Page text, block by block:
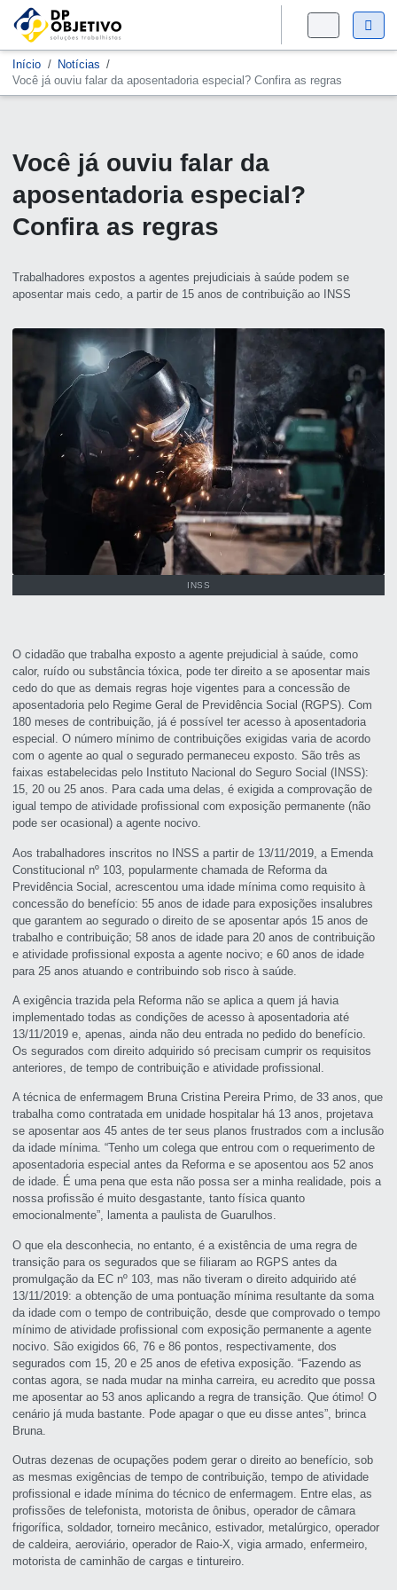
Início
Notícias
Você já ouviu falar da aposentadoria especial? Confira as regras
Você já ouviu falar da
aposentadoria especial?
Confira as regras
Trabalhadores expostos a agentes prejudiciais à saúde podem se
aposentar mais cedo, a partir de 15 anos de contribuição ao INSS
INSS
O cidadão que trabalha exposto a agente prejudicial à saúde, como
calor, ruído ou substância tóxica, pode ter direito a se aposentar mais
cedo do que as demais regras hoje vigentes para a concessão de
aposentadoria pelo Regime Geral de Previdência Social (RGPS). Com
180 meses de contribuição, já é possível ter acesso à aposentadoria
especial. O número mínimo de contribuições exigidas varia de acordo
com o agente ao qual o segurado permaneceu exposto. São três as
faixas estabelecidas pelo Instituto Nacional do Seguro Social (INSS):
15, 20 ou 25 anos. Para cada uma delas, é exigida a comprovação de
igual tempo de atividade profissional com exposição permanente (não
pode ser ocasional) a agente nocivo.
Aos trabalhadores inscritos no INSS a partir de 13/11/2019, a Emenda
Constitucional nº 103, popularmente chamada de Reforma da
Previdência Social, acrescentou uma idade mínima como requisito à
concessão do benefício: 55 anos de idade para exposições insalubres
que garantem ao segurado o direito de se aposentar após 15 anos de
trabalho e contribuição; 58 anos de idade para 20 anos de contribuição
e atividade profissional exposta a agente nocivo; e 60 anos de idade
para 25 anos atuando e contribuindo sob risco à saúde.
A exigência trazida pela Reforma não se aplica a quem já havia
implementado todas as condições de acesso à aposentadoria até
13/11/2019 e, apenas, ainda não deu entrada no pedido do benefício.
Os segurados com direito adquirido só precisam cumprir os requisitos
anteriores, de tempo de contribuição e atividade profissional.
A técnica de enfermagem Bruna Cristina Pereira Primo, de 33 anos, que
trabalha como contratada em unidade hospitalar há 13 anos, projetava
se aposentar aos 45 antes de ter seus planos frustrados com a inclusão
da idade mínima. “Tenho um colega que entrou com o requerimento de
aposentadoria especial antes da Reforma e se aposentou aos 52 anos
de idade. É uma pena que esta não possa ser a minha realidade, pois a
nossa profissão é muito desgastante, tanto física quanto
emocionalmente”, lamenta a paulista de Guarulhos.
O que ela desconhecia, no entanto, é a existência de uma regra de
transição para os segurados que se filiaram ao RGPS antes da
promulgação da EC nº 103, mas não tiveram o direito adquirido até
13/11/2019: a obtenção de uma pontuação mínima resultante da soma
da idade com o tempo de contribuição, desde que comprovado o tempo
mínimo de atividade profissional com exposição permanente a agente
nocivo. São exigidos 66, 76 e 86 pontos, respectivamente, dos
segurados com 15, 20 e 25 anos de efetiva exposição. “Fazendo as
contas agora, se nada mudar na minha carreira, eu acredito que possa
me aposentar ao 53 anos aplicando a regra de transição. Que ótimo! O
cenário já muda bastante. Pode apagar o que eu disse antes”, brinca
Bruna.
Outras dezenas de ocupações podem gerar o direito ao benefício, sob
as mesmas exigências de tempo de contribuição, tempo de atividade
profissional e idade mínima do técnico de enfermagem. Entre elas, as
profissões de telefonista, motorista de ônibus, operador de câmara
frigorífica, soldador, torneiro mecânico, estivador, metalúrgico, operador
de caldeira, aeroviário, operador de Raio-X, vigia armado, enfermeiro,
motorista de caminhão de cargas e tintureiro.